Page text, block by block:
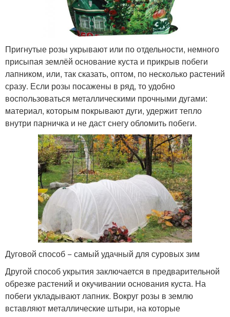
Пригнутые розы укрывают или по отдельности, немного
присыпая землёй основание куста и прикрыв побеги
лапником, или, так сказать, оптом, по несколько растений
сразу. Если розы посажены в ряд, то удобно
воспользоваться металлическими прочными дугами:
материал, которым покрывают дуги, удержит тепло
внутри парничка и не даст снегу обломить побеги.
Дуговой способ − самый удачный для суровых зим
Другой способ укрытия заключается в предварительной
обрезке растений и окучивании основания куста. На
побеги укладывают лапник. Вокруг розы в землю
вставляют металлические штыри, на которые